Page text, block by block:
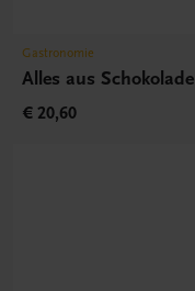
Gastronomie
Alles aus Schokolade
€ 20,60